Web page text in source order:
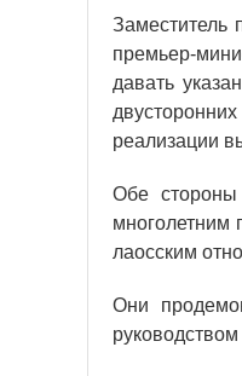
Заместитель
премьер-
давать
реализации
Обе
многолетним
лаосским
Они